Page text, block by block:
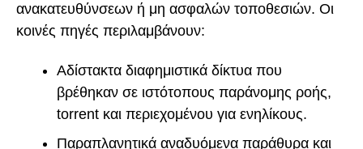
ανακατευθύνσεων ή μη ασφαλών τοποθεσιών. Οι
κοινές πηγές περιλαμβάνουν:
Αδίστακτα διαφημιστικά δίκτυα που
βρέθηκαν σε ιστότοπους παράνομης ροής,
torrent και περιεχομένου για ενηλίκους.
Παραπλανητικά αναδυόμενα παράθυρα και